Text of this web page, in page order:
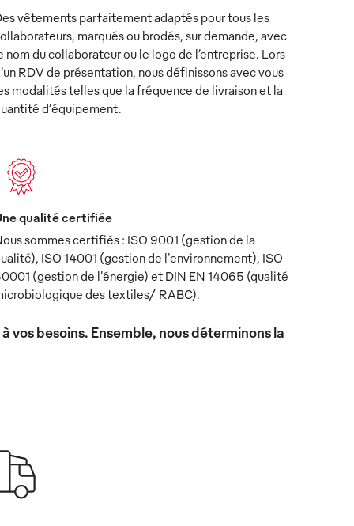
vêtements parfaitement adaptés pour tous les
marqués ou brodés, sur demande, avec
nom du collaborateur ou le logo de l’entreprise. Lors
RDV de présentation, nous définissons avec vous
modalités telles que la fréquence de livraison et la
d’équipement.
qualité certifiée
sommes certifiés : ISO 9001 (gestion de la
ISO 14001 (gestion de l'environnement), ISO
(gestion de l'énergie) et DIN EN 14065 (qualité
des textiles/ RABC).
vos besoins. Ensemble, nous déterminons la